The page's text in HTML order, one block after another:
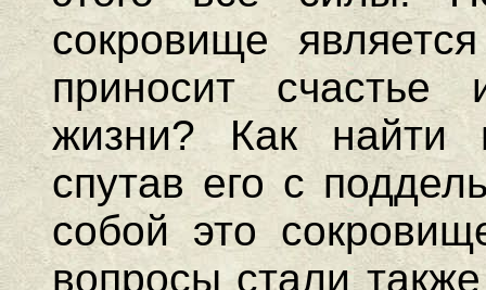
сокровище
приносит
жизни? Как найти
спутав его с
собой это
вопросы стали